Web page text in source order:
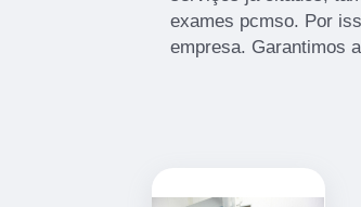
exames pcmso. Por
empresa. Garantimos